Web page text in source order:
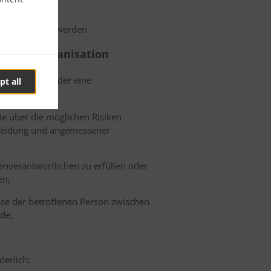
all
zu werden
Organisation
Drittland oder eine
über die möglichen Risiken
und angemessener
zu erfüllen oder
der betroffenen Person zwischen